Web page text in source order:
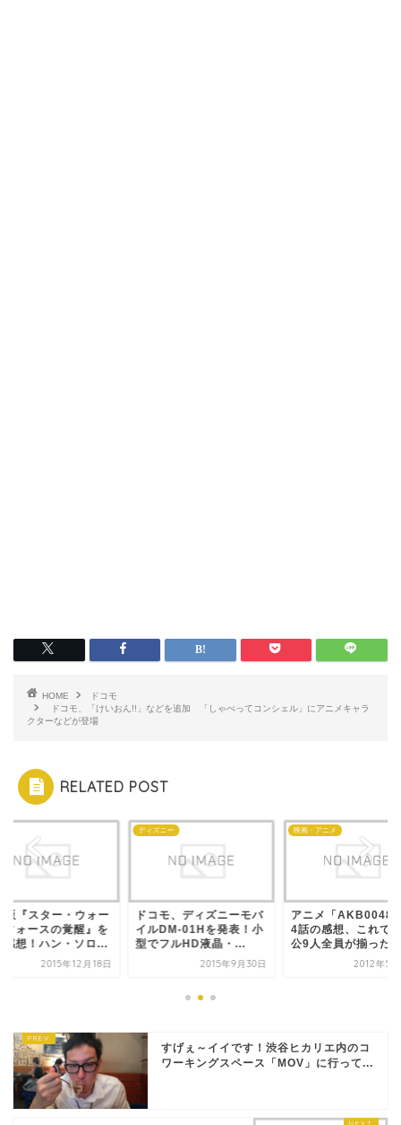
HOME
ドコモ
ドコモ、「けいおん!!」などを追加 「しゃべってコンシェル」にアニメキャラ
クターなどが登場
RELATED POST
版『スター・ウォー
フォースの覚醒』を
感想！ハン・ソロ...
2015年12月18日
ディズニー
ドコモ、ディズニーモバ
イルDM-01Hを発表！小
型でフルHD液晶・...
2015年9月30日
映画・アニメ
アニメ「AKB0048
4話の感想、これで
公9人全員が揃った...
2012年5
すげぇ～イイです！渋谷ヒカリエ内のコ
ワーキングスペース「MOV」に行って...